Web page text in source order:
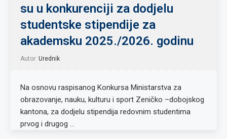
su u konkurenciji za dodjelu
studentske stipendije za
akademsku 2025./2026. godinu
Autor: Urednik
Na osnovu raspisanog Konkursa Ministarstva za
obrazovanje, nauku, kulturu i sport Zeničko –dobojskog
kantona, za dodjelu stipendija redovnim studentima
prvog i drugog …